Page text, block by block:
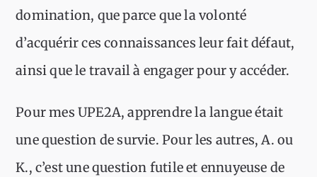
domination, que parce que la volonté
d’acquérir ces connaissances leur fait défaut,
ainsi que le travail à engager pour y accéder.
Pour mes UPE2A, apprendre la langue était
une question de survie. Pour les autres, A. ou
K., c’est une question futile et ennuyeuse de